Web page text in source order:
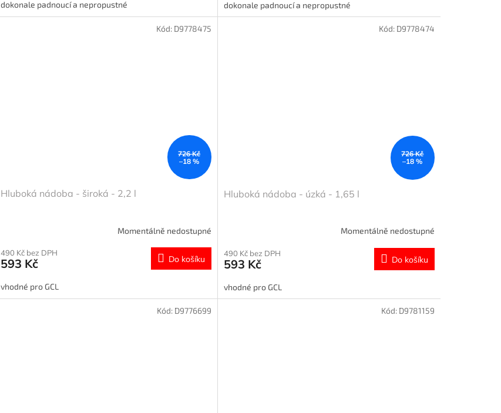
dokonale padnoucí a nepropustné dokonale padnoucí a nepropustné
726 Kč
–18 %
Hluboká nádoba - široká - 2,2 l
Momentálně nedostupné
490 Kč bez DPH
593 Kč Do košíku
vhodné pro GCL
Kód: D9778475
726 Kč
–18 %
Hluboká nádoba - úzká - 1,65 l
Momentálně nedostupné
490 Kč bez DPH
593 Kč Do košíku
vhodné pro GCL
Kód: D9778474
Kód: D9776699 Kód: D9781159